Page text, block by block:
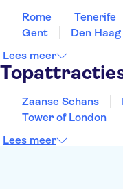
Rome Tenerife
Gent
Den Haag
Lees meer
Zaanse Schans
Tower of London
Lees meer